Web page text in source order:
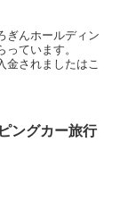
んホールディン
ています。
金されましたはこ
ングカー旅行